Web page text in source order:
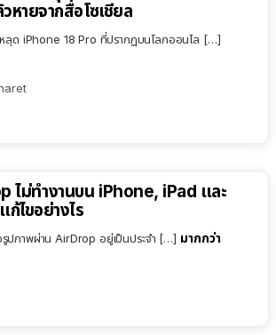
หายจากสื่อโซเชียล
ลุด iPhone 18 Pro ที่ปรากฏบนโลกออนไล […]
ไม่ทำงานบน iPhone, iPad และ
ไขอย่างไร
ปภาพผ่าน AirDrop อยู่เป็นประจำ […] มากกว่า